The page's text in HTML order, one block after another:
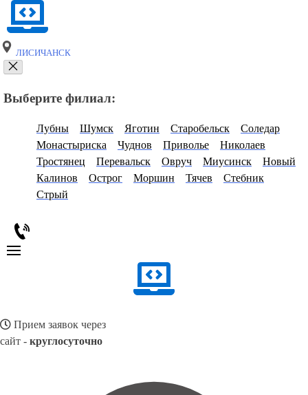
ЛИСИЧАНСК
Выберите филиал:
Лубны Шумск Яготин Старобельск
Соледар
Монастыриска
Чуднов Приволье
Николаев
Тростянец
Перевальск Овруч Миусинск
Новый
Калинов
Острог Моршин Тячев
Стебник
Стрый
Прием заявок через
сайт - круглосуточно